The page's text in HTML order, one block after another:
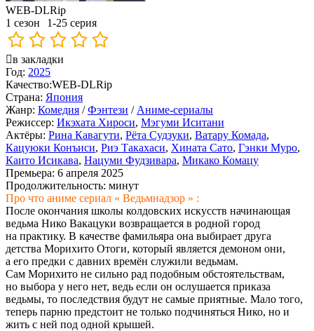
WEB-DLRip
1 сезон
1-25 серия
в закладки
Год: 2025
Качество:WEB-DLRip
Страна: Япония
Жанр: Комедия /Фэнтези / Аниме-сериалы
Режиссер: Икэхата Хироси, Мэгуми Иситани
Актёры: Рина Кавагути, Рёта Судзуки, Ватару Комада,
Кацуюки Конъиси, Риэ Такахаси, Хината Сато, Гэнки Муро,
Каито Исикава, Нацуми Фудзивара, Микако Комацу
Премьера: 6 апреля 2025
Продолжительность: минут
Про что аниме сериал « Ведьмнадзор » :
После окончания школы колдовских искусств начинающая
ведьма Нико Вакацуки возвращается в родной город
на практику. В качестве фамильяра она выбирает друга
детства Морихито Отоги, который является демоном они,
а его предки с давних времён служили ведьмам.
Сам Морихито не сильно рад подобным обстоятельствам,
но выбора у него нет, ведь если он ослушается приказа
ведьмы, то последствия будут не самые приятные. Мало того,
теперь парню предстоит не только подчиняться Нико, но и
жить с ней под одной крышей.